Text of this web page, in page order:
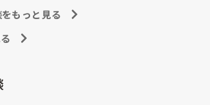
ことも当たり前な感じです。
がかかり、結果、患者のことが
になります。新人も放置される
方がわからない新人さんが、先
る人もいます。意欲的でない新人も
🎵とどのつまり看護師が自分の仕事
しか言えませんが、今と比べると個
か⁉️物事の良し悪しの批判は簡単で
もっと見る